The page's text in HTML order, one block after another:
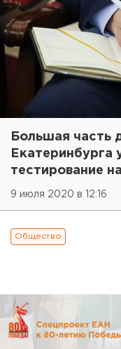
Большая часть
тестирование
9 июля 2020 в 12:16
Общество